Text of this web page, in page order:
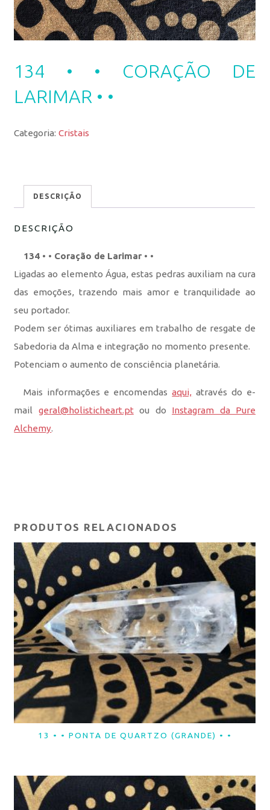
134 • • CORAÇÃO DE
LARIMAR • •
Categoria:Cristais
DESCRIÇÃO
DESCRIÇÃO
134 • • Coração de Larimar • •
Ligadas ao elemento Água, estas pedras auxiliam na cura
das emoções, trazendo mais amor e tranquilidade ao
seu portador.
Podem ser ótimas auxiliares em trabalho de resgate de
Sabedoria da Alma e integração no momento presente.
Potenciam o aumento de consciência planetária.
Mais informações e encomendasaqui, através do e-
mailgeral@holisticheart.pt ou do Instagram da Pure
Alchemy.
PRODUTOS RELACIONADOS
LER MAIS
13 • • PONTA DE QUARTZO (GRANDE) • •